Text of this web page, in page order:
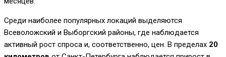
Среди наиболее популярных локаций выделяются
Всеволожский и Выборгский районы, где наблюдается
активный рост спроса и, соответственно, цен. В пределах 20